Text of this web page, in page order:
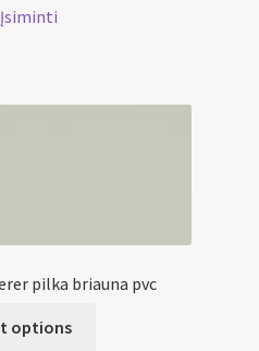
Įsiminti
pilka briauna pvc
options